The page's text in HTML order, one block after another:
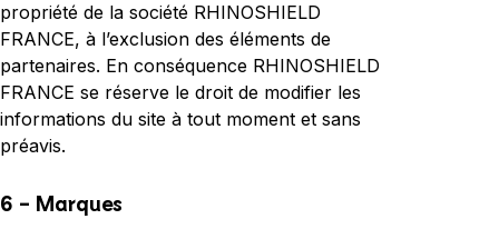
propriété de la société RHINOSHIELD
FRANCE, à l’exclusion des éléments de
partenaires. En conséquence RHINOSHIELD
FRANCE se réserve le droit de modifier les
informations du site à tout moment et sans
préavis.
6 - Marques